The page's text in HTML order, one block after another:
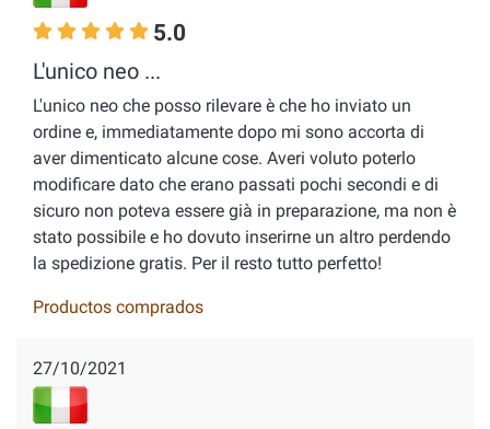
5.0
L'unico neo ...
L'unico neo che posso rilevare è che ho inviato un
ordine e, immediatamente dopo mi sono accorta di
aver dimenticato alcune cose. Averi voluto poterlo
modificare dato che erano passati pochi secondi e di
sicuro non poteva essere già in preparazione, ma non è
stato possibile e ho dovuto inserirne un altro perdendo
la spedizione gratis. Per il resto tutto perfetto!
Productos comprados
27/10/2021